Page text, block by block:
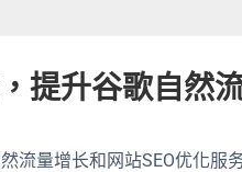
，提升谷歌自然
流量增长和网站SEO优化